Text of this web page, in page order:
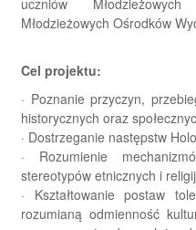
Młodzieżowych Ośrodków
Cel projektu:
· Poznanie przyczyn,
historycznych oraz
· Dostrzeganie następstw
· Rozumienie
stereotypów etnicznych i
· Kształtowanie postaw
rozumianą odmienność